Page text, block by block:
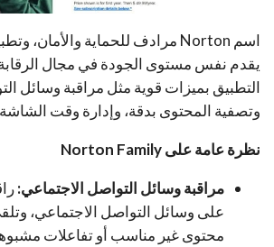
يقدم نفس مستوى الجودة في مجال الرقابة
التطبيق بميزات قوية مثل مراقبة وسائل
وتصفية المحتوى بدقة، وإدارة وقت الشاشة
نظرة عامة على Norton Family
مراقبة وسائل التواصل الاجتماعي:
على وسائل التواصل الاجتماعي،
محتوى غير مناسب أو تفاعلات